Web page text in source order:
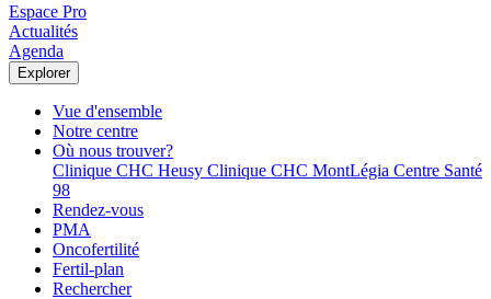
Espace Pro
Actualités
Agenda
Explorer
Vue d'ensemble
Notre centre
Où nous trouver?
Clinique CHC Heusy Clinique CHC MontLégia Centre Santé
98
Rendez-vous
PMA
Oncofertilité
Fertil-plan
Rechercher